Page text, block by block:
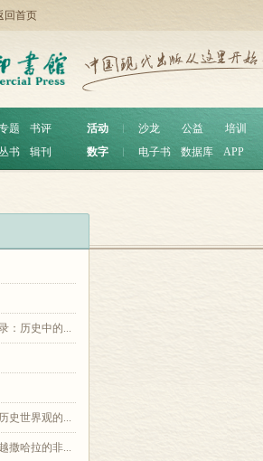
回首页
题
书评
书 辑刊
活动 沙龙 公益
培训
数字
电子书 数据库 APP
：历史中的...
史世界观的...
撒哈拉的非...